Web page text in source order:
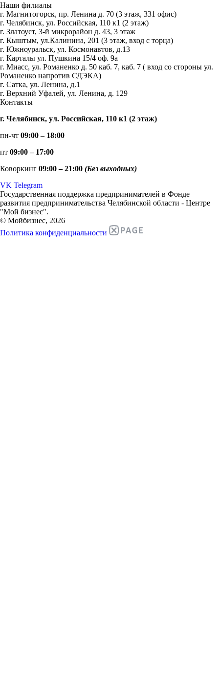
Наши филиалы
г. Магнитогорск, пр. Ленина д. 70 (3 этаж, 331 офис)
г. Челябинск, ул. Российская, 110 к1 (2 этаж)
г. Златоуст, 3-й микрорайон д. 43, 3 этаж
г. Кыштым, ул.Калинина, 201 (3 этаж, вход с торца)
г. Южноуральск, ул. Космонавтов, д.13
г. Карталы ул. Пушкина 15/4 оф. 9а
г. Миасс, ул. Романенко д. 50 каб. 7, каб. 7 ( вход со стороны ул.
Романенко напротив СДЭКА)
г. Сатка, ул. Ленина, д.1
г. Верхний Уфалей, ул. Ленина, д. 129
Контакты
г. Челябинск, ул. Российская, 110 к1 (2 этаж)
пн-чт 09:00 – 18:00
пт 09:00 – 17:00
Коворкинг 09:00 – 21:00 (Без выходных)
VK Telegram
Государственная поддержка предпринимателей в Фонде
развития предпринимательства Челябинской области - Центре
"Мой бизнес".
© Мойбизнес, 2026
Политика конфиденциальности